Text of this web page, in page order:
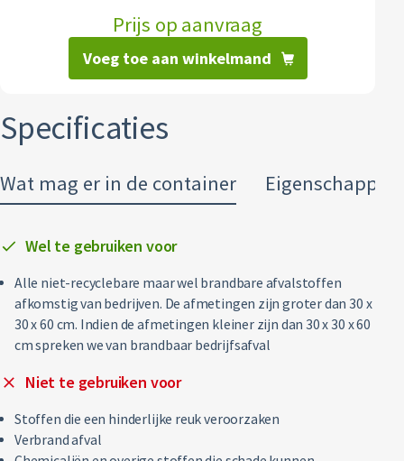
Vertrouwelijk papier
Alle soorten afval
Voeg toe aan winkelmand
Prijs op aanvraag
Specificaties
Wat mag er in de container Eigenschappen
Wel te gebruiken voor
Alle niet-recyclebare maar wel brandbare afvalstoffen
afkomstig van bedrijven. De afmetingen zijn groter dan 30 x
30 x 60 cm. Indien de afmetingen kleiner zijn dan 30 x 30 x 60
cm spreken we van brandbaar bedrijfsafval
Niet te gebruiken voor
Stoffen die een hinderlijke reuk veroorzaken
Verbrand afval